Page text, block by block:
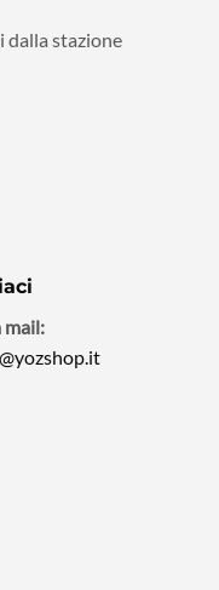
dalla stazione
mail: